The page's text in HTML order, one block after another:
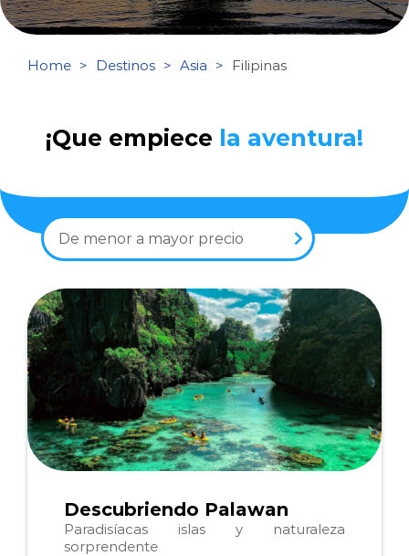
Contacto
Home Destinos Asia Filipinas
¡Que empiece la aventura!
De menor a mayor precio
Descubriendo Palawan
Paradisíacas islas y naturaleza
sorprendente